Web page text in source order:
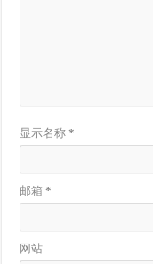
显示名称*
邮箱*
网站